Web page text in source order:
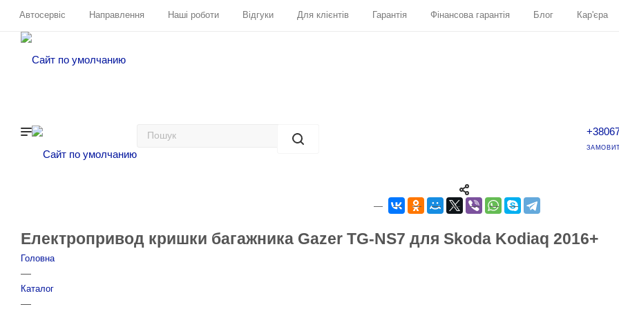
Автосервіс Направлення Наші роботи Відгуки Для клієнтів Гарантія Фінансова гарантія Блог Кар'єра
Електропривод кришки багажника Gazer TG-NS7 для Skoda Kodiaq 2016+
Головна
—
Каталог
—